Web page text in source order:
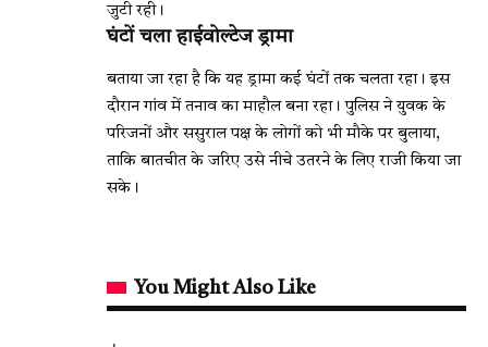
जुटी रही।
घंटों चला हाईवोल्टेज ड्रामा
बताया जा रहा है कि यह ड्रामा कई घंटों तक चलता रहा। इस
दौरान गांव में तनाव का माहौल बना रहा। पुलिस ने युवक के
परिजनों और ससुराल पक्ष के लोगों को भी मौके पर बुलाया,
ताकि बातचीत के जरिए उसे नीचे उतरने के लिए राजी किया जा
सके।
You Might Also Like